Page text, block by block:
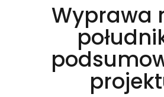
Wyprawa